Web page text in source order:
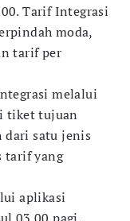
Tarif Integrasi
moda,
tarif per
melalui
tiket tujuan
dari satu jenis
tarif yang
aplikasi